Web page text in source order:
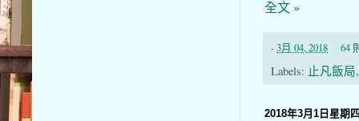
全文 »
-3月 04, 2018 64
Labels: 止凡飯局
2018年3月1日星期